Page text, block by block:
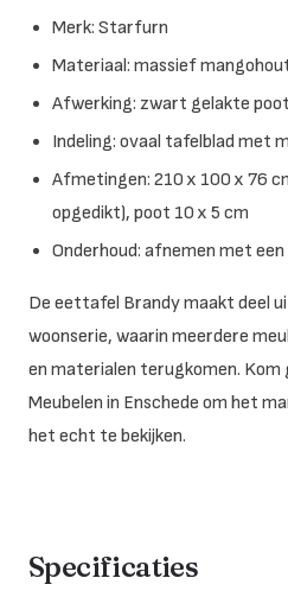
Merk: Starfurn
Materiaal: massief
Afwerking: zwart gelakte
Indeling: ovaal tafelblad met
Afmetingen: 210 x 100 x 76
opgedikt), poot 10 x 5 cm
Onderhoud: afnemen met
De eettafel Brandy maakt deel
woonserie, waarin meerdere
en materialen terugkomen. Kom
Meubelen in Enschede om het
het echt te bekijken.
Specificaties